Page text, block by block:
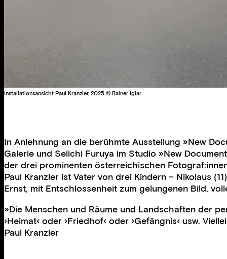
Installationsansicht Paul Kranzler, 2025 © Rainer Iglar
In Anlehnung an die berühmte Ausstellung »New
Galerie und Seiichi Furuya im Studio »New
der drei prominenten österreichischen
Paul Kranzler ist Vater von drei Kindern – Nikolaus
Ernst, mit Entschlossenheit zum gelungenen Bild,
»Die Menschen und Räume und Landschaften der
›Heimat‹ oder ›Friedhof‹ oder ›Gefängnis‹ usw.
Paul Kranzler